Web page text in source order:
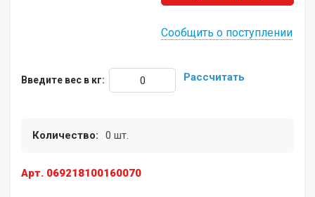
Арт. 069218100160070
Сообщить о поступлении
Введите вес в кг: Рассчитать
Количество: 0 шт.